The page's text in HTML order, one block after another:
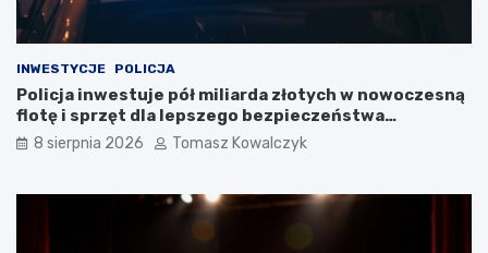
INWESTYCJE POLICJA
Policja inwestuje pół miliarda złotych w nowoczesną
flotę i sprzęt dla lepszego bezpieczeństwa
obywateli
8 sierpnia 2026 Tomasz Kowalczyk